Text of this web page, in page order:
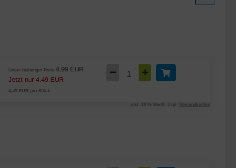
Unser bisheriger Preis4,99 EUR
Jetzt nur4,49 EUR
4,49 EUR pro Stück
inkl. 19 % MwSt. zzgl. Versandkosten